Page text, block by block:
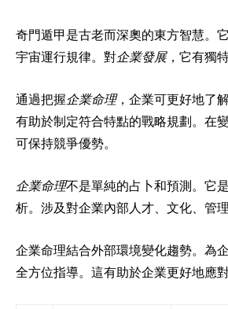
奇門遁甲是古老而深奧的東方智慧。
宇宙運行規律。對企業發展，它有獨
通過把握企業命理，企業可更好地了
有助於制定符合特點的戰略規劃。在
可保持競爭優勢。
企業命理不是單純的占卜和預測。它
析。涉及對企業內部人才、文化、管
企業命理結合外部環境變化趨勢。為
全方位指導。這有助於企業更好地應對